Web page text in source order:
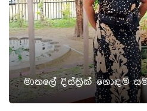
මාතලේ දිස්ත්‍රික් හොඳම